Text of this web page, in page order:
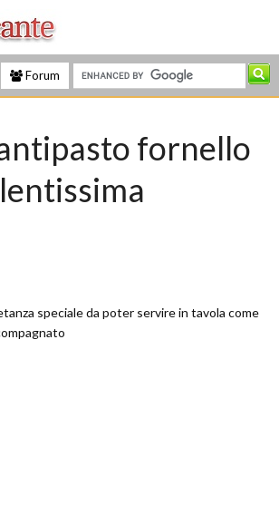
Forum
fornello
lentissima
speciale da poter servire in tavola come